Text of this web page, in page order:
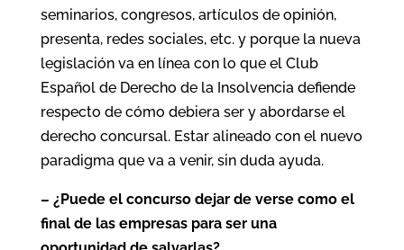
seminarios, congresos, artículos de opinión,
presenta, redes sociales, etc. y porque la nueva
legislación va en línea con lo que el Club
Español de Derecho de la Insolvencia defiende
respecto de cómo debiera ser y abordarse el
derecho concursal. Estar alineado con el nuevo
paradigma que va a venir, sin duda ayuda.
– ¿Puede el concurso dejar de verse como el
final de las empresas para ser una